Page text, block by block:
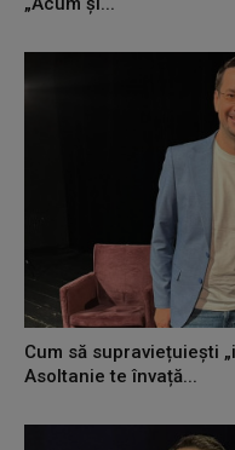
Cum să supraviețuiești
Asoltanie te învață...